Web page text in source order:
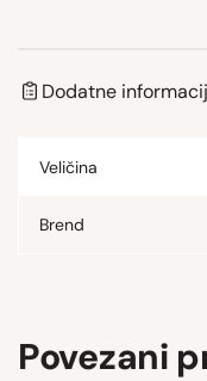
Dodatne
Veličina
Brend
Povezani